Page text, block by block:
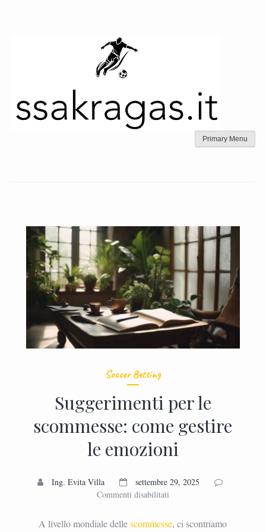
Primary Menu
Soccer Betting
Suggerimenti per le
scommesse: come gestire
le emozioni
Ing. Evita Villa
settembre 29, 2025
Commenti disabilitatisu
A livello mondiale dellescommesse, ci scontriamo